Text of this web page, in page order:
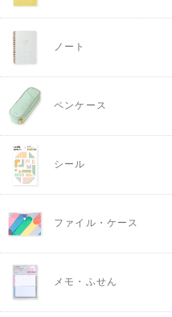
ノート
ペンケース
シール
ファイル・ケース
メモ・ふせん